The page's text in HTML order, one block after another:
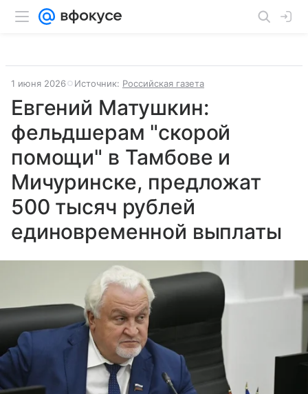
1 июня 2026 Источник: Российская газета
Евгений Матушкин:
фельдшерам "скорой
помощи" в Тамбове и
Мичуринске, предложат
500 тысяч рублей
единовременной выплаты